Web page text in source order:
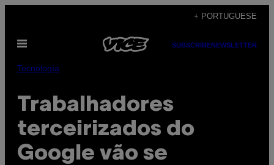
content
+ PORTUGUESE
Open
SUBSCRIBENEWSLETTER
Tecnología
Trabalhadores
terceirizados do
Google vão se